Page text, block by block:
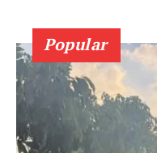
Popular